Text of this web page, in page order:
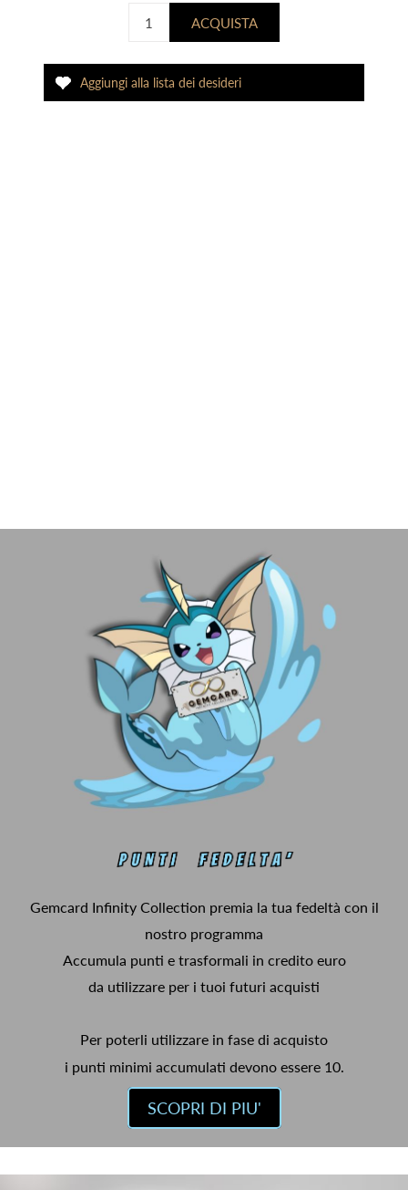
Gemcard Infinity Collection premia la tua fedeltà con il
nostro programma
Accumula punti e trasformali in credito euro
da utilizzare per i tuoi futuri acquisti
Per poterli utilizzare in fase di acquisto
i punti minimi accumulati devono essere 10.
SCOPRI DI PIU'